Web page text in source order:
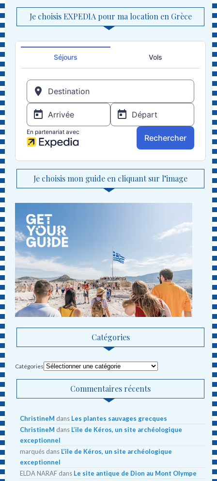
Je choisis EXPEDIA pour ma location en Grèce
Je choisis mon guide en cliquant sur l’image
Catégories
Catégories
Commentaires récents
ChristineM dans Les plantes sauvages grecques
ChristineM dans L’ile de Kéros, un site archéologique
exceptionnel
marqués dans L’ile de Kéros, un site archéologique
exceptionnel
ELDA NARAF dans Le site antique de Dion au Mont Olympe